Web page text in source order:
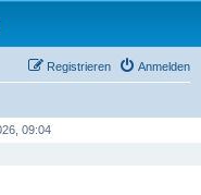
Anmelden
Registrieren
09:04